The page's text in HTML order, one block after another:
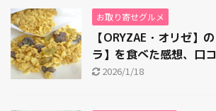
お取り寄せグルメ
【ORYZAE・オリゼ】
ラ】を食べた感想、口
2026/1/18